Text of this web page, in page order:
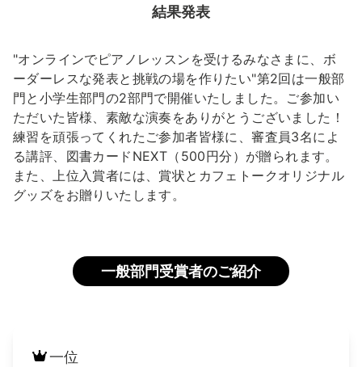
結果発表
"オンラインでピアノレッスンを受けるみなさまに、ボ
ーダーレスな発表と挑戦の場を作りたい"第2回は一般部
門と小学生部門の2部門で開催いたしました。 ご参加い
ただいた皆様、素敵な演奏をありがとうございました！
練習を頑張ってくれたご参加者皆様に、審査員3名によ
る講評、図書カードNEXT（500円分）が贈られます。
また、上位入賞者には、賞状とカフェトークオリジナル
グッズをお贈りいたします。
一般部門受賞者のご紹介
一位